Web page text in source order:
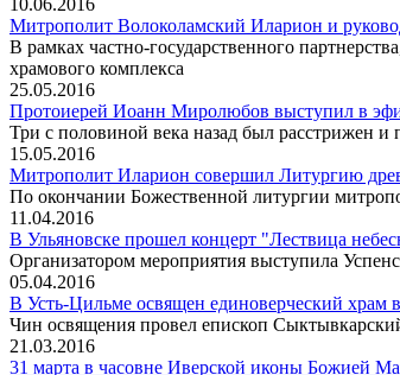
10.06.2016
Митрополит Волоколамский Иларион и
В рамках частно-государственного
храмового комплекса
25.05.2016
Протоиерей Иоанн Миролюбов выступил в
Три с половиной века назад был расстрижен
15.05.2016
Митрополит Иларион совершил Литургию
По окончании Божественной литургии
11.04.2016
В Ульяновске прошел концерт "Лествица
Организатором мероприятия выступила
05.04.2016
В Усть-Цильме освящен единоверческий храм
Чин освящения провел епископ
21.03.2016
31 марта в часовне Иверской иконы Божией